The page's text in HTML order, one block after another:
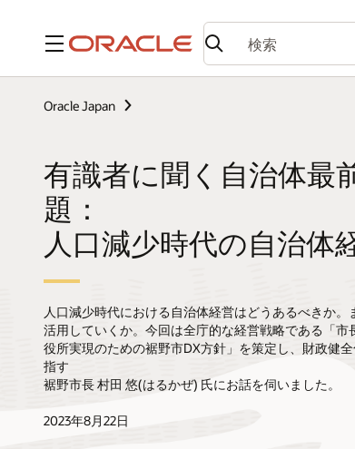
メニュー
Oracle Japan
有識者に聞く自治体最
題：
人口減少時代の自治体
人口減少時代における自治体経営はどうあるべきか
活用していくか。今回は全庁的な経営戦略である「
役所実現のための裾野市DX方針」を策定し、財政健
指す
裾野市長 村田 悠(はるかぜ) 氏にお話を伺いました。
2023年8月22日